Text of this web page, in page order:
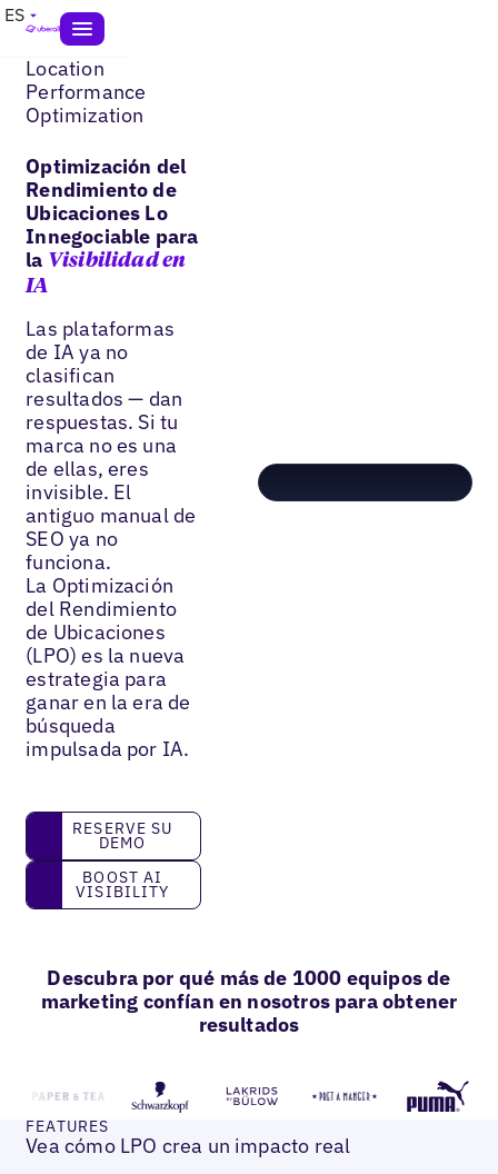
ES
Location
Performance
Optimization
Optimización del
Rendimiento de
Ubicaciones Lo
Innegociable para
la Visibilidad en
IA
Las plataformas
de IA ya no
clasifican
resultados — dan
respuestas. Si tu
marca no es una
de ellas, eres
invisible. El
antiguo manual de
SEO ya no
funciona.
La Optimización
del Rendimiento
de Ubicaciones
(LPO) es la nueva
estrategia para
ganar en la era de
búsqueda
impulsada por IA.
Reserve su demo
RESERVE SU
DEMO
Boost AI Visibility
BOOST AI
VISIBILITY
Descubra por qué más de 1000 equipos de
marketing confían en nosotros para obtener
resultados
FEATURES
Vea cómo LPO crea un impacto real